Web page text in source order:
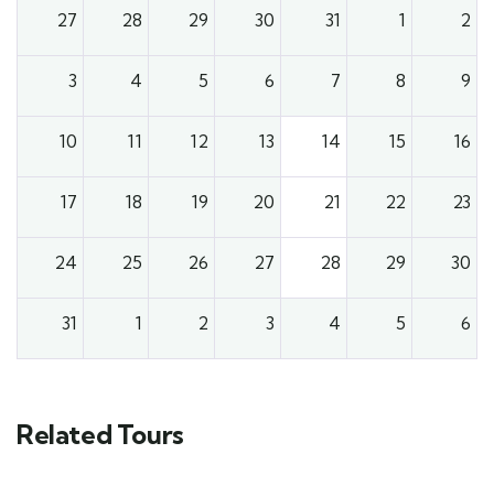
27 28 29 30 31 1 2
3 4 5 6 7 8 9
10 11 12 13 14 15 16
17 18 19 20 21 22 23
24 25 26 27 28 29 30
31 1 2 3 4 5 6
Related Tours